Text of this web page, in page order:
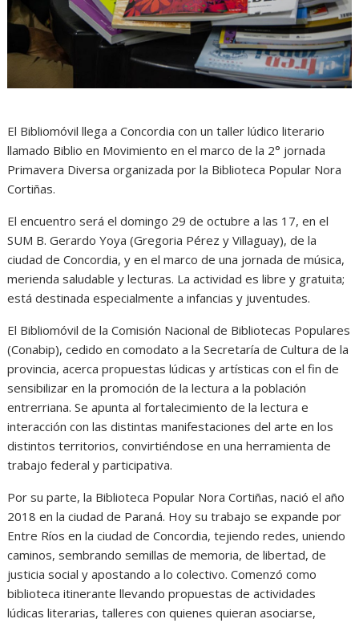
El Bibliomóvil llega a Concordia con un taller lúdico literario
llamado Biblio en Movimiento en el marco de la 2° jornada
Primavera Diversa organizada por la Biblioteca Popular Nora
Cortiñas.
El encuentro será el domingo 29 de octubre a las 17, en el
SUM B. Gerardo Yoya (Gregoria Pérez y Villaguay), de la
ciudad de Concordia, y en el marco de una jornada de música,
merienda saludable y lecturas. La actividad es libre y gratuita;
está destinada especialmente a infancias y juventudes.
El Bibliomóvil de la Comisión Nacional de Bibliotecas Populares
(Conabip), cedido en comodato a la Secretaría de Cultura de la
provincia, acerca propuestas lúdicas y artísticas con el fin de
sensibilizar en la promoción de la lectura a la población
entrerriana. Se apunta al fortalecimiento de la lectura e
interacción con las distintas manifestaciones del arte en los
distintos territorios, convirtiéndose en una herramienta de
trabajo federal y participativa.
Por su parte, la Biblioteca Popular Nora Cortiñas, nació el año
2018 en la ciudad de Paraná. Hoy su trabajo se expande por
Entre Ríos en la ciudad de Concordia, tejiendo redes, uniendo
caminos, sembrando semillas de memoria, de libertad, de
justicia social y apostando a lo colectivo. Comenzó como
biblioteca itinerante llevando propuestas de actividades
lúdicas literarias, talleres con quienes quieran asociarse,